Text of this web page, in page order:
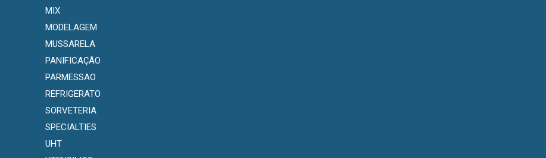
MIX
MODELAGEM
MUSSARELA
PANIFICAÇÃO
PARMESSAO
REFRIGERATO
SORVETERIA
SPECIALTIES
UHT